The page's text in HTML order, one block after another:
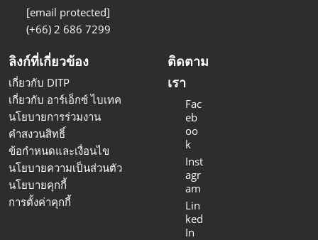
[email protected]
(+66) 2 686 7299
ลิงก์ที่เกี่ยวข้อง
เกี่ยวกับ DITP
เกี่ยวกับ อาร์เอ็กซ์ ไบเทค
นโยบายการร่วมงาน
คำสงวนสิทธิ์
ข้อกำหนดและเงื่อนไข
นโยบายความเป็นส่วนตัว
นโยบายคุกกี้
การตั้งค่าคุกกี้
ติดตาม
เรา
Fac
eb
oo
k
Inst
agr
am
Lin
ked
In